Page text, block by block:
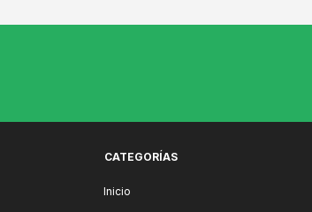
CATEGORÍAS
Inicio